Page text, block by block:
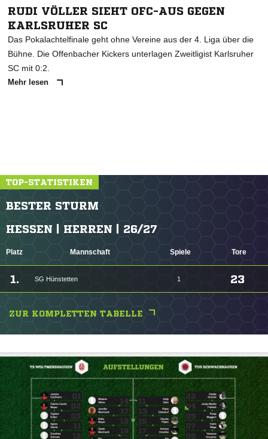
RUDI VÖLLER SIEHT OFC-AUS GEGEN
KARLSRUHER SC
Das Pokalachtelfinale geht ohne Vereine aus der 4. Liga über die
Bühne. Die Offenbacher Kickers unterlagen Zweitligist Karlsruher
SC mit 0:2.
Mehr lesen
TOP-STATISTIKEN
BESTER STURM
HESSEN | HERREN | 26/27
Platz Mannschaft Spiele Tore
1. SG Hünstetten 1 23
ZUR KOMPLETTEN TABELLE